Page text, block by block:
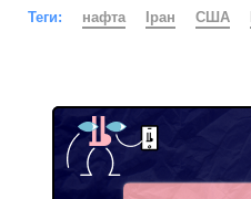
Теги: нафта Іран США